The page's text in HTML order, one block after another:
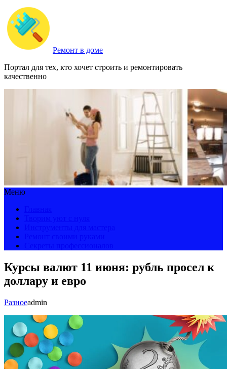
Ремонт в доме
Портал для тех, кто хочет строить и ремонтировать
качественно
Меню
Курсы валют 11 июня: рубль просел к
доллару и евро
Разноеadmin